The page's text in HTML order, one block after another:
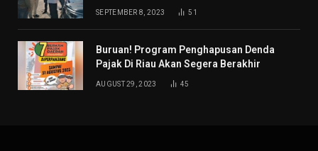
SEPTEMBER 8, 2023 51
Buruan! Program Penghapusan Denda
Pajak Di Riau Akan Segera Berakhir
AUGUST 29, 2023 45